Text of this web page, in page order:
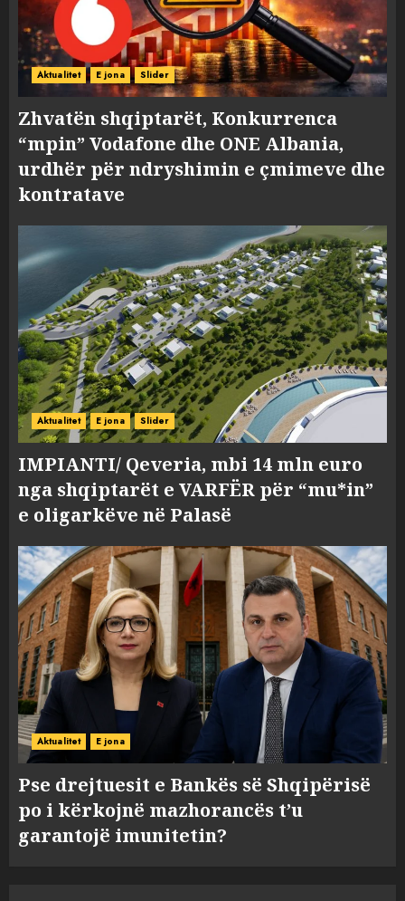
Aktualitet E jona Slider
Zhvatën shqiptarët, Konkurrenca
“mpin” Vodafone dhe ONE Albania,
urdhër për ndryshimin e çmimeve dhe
kontratave
Aktualitet E jona Slider
IMPIANTI/ Qeveria, mbi 14 mln euro
nga shqiptarët e VARFËR për “mu*in”
e oligarkëve në Palasë
Aktualitet E jona
Pse drejtuesit e Bankës së Shqipërisë
po i kërkojnë mazhorancës t’u
garantojë imunitetin?